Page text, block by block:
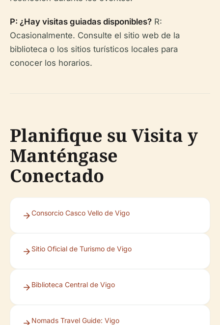
P: ¿Hay visitas guiadas disponibles? R:
Ocasionalmente. Consulte el sitio web de la
biblioteca o los sitios turísticos locales para
conocer los horarios.
Planifique su Visita y
Manténgase
Conectado
Consorcio Casco Vello de Vigo
Sitio Oficial de Turismo de Vigo
Biblioteca Central de Vigo
Nomads Travel Guide: Vigo